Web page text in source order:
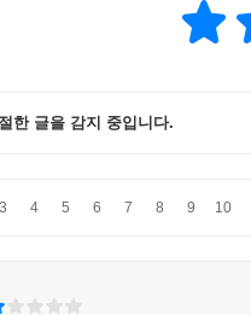
한 글을 감지 중입니다.
3 4 5 6 7 8 9 10